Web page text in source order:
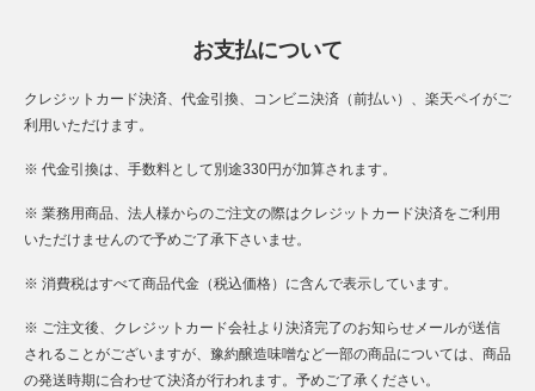
お支払について
クレジットカード決済、代金引換、コンビニ決済（前払い）、楽天ペイがご
利用いただけます。
※ 代金引換は、手数料として別途330円が加算されます。
※ 業務用商品、法人様からのご注文の際はクレジットカード決済をご利用
いただけませんので予めご了承下さいませ。
※ 消費税はすべて商品代金（税込価格）に含んで表示しています。
※ ご注文後、クレジットカード会社より決済完了のお知らせメールが送信
されることがございますが、豫約醸造味噌など一部の商品については、商品
の発送時期に合わせて決済が行われます。予めご了承ください。